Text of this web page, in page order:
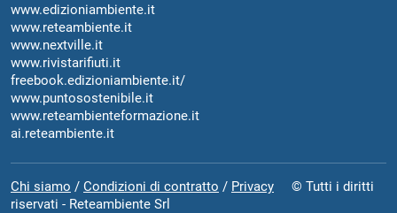
www.edizioniambiente.it
www.reteambiente.it
www.nextville.it
www.rivistarifiuti.it
freebook.edizioniambiente.it/
www.puntosostenibile.it
www.reteambienteformazione.it
ai.reteambiente.it
Chi siamo / Condizioni di contratto / Privacy © Tutti i diritti
riservati - Reteambiente Srl